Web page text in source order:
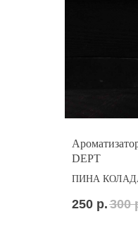
DEPT
ПИНА
250 р. 300